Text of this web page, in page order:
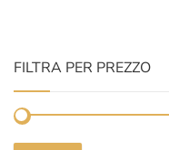
FILTRA PER PREZZO